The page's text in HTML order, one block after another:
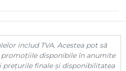
includ TVA. Acestea pot să
promoțiile disponibile în anumite
prețurile finale și disponibilitatea